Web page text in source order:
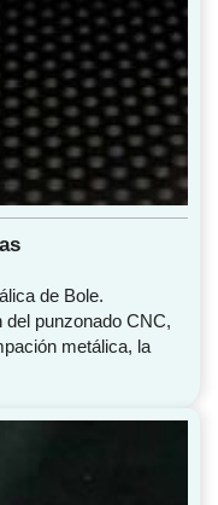
de Bole.
del punzonado CNC,
metálica, la